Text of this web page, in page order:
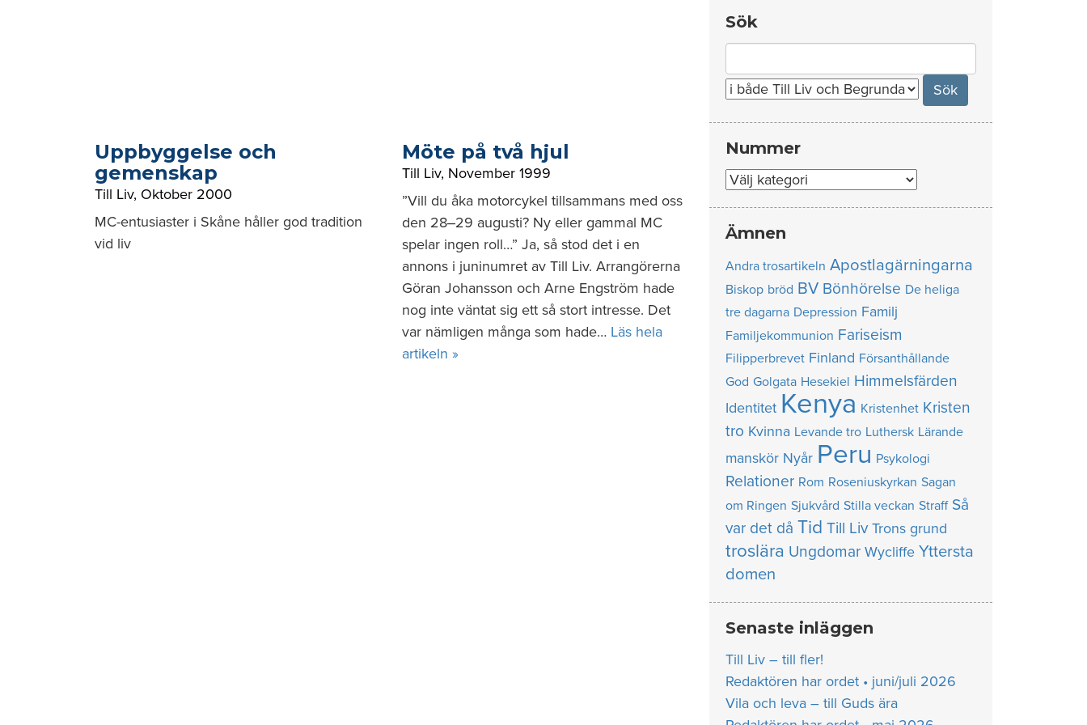
Uppbyggelse och
gemenskap
Till Liv, Oktober 2000
MC-entusiaster i Skåne håller god tradition
vid liv
Möte på två hjul
Till Liv, November 1999
”Vill du åka motorcykel tillsammans med oss
den 28‒29 augusti? Ny eller gammal MC
spelar ingen roll…” Ja, så stod det i en
annons i juninumret av Till Liv. Arrangörerna
Göran Johansson och Arne Engström hade
nog inte väntat sig ett så stort intresse. Det
var nämligen många som hade… Läs hela
artikeln »
Sök
for:
Nummer
Nummer
Ämnen
Andra trosartikeln Apostlagärningarna
Biskop bröd BV Bönhörelse De heliga
tre dagarna Depression Familj
Familjekommunion Fariseism
Filipperbrevet Finland Försanthållande
God Golgata Hesekiel Himmelsfärden
Identitet Kenya Kristenhet Kristen
tro Kvinna Levande tro Luthersk Lärande
manskör Nyår Peru Psykologi
Relationer Rom Roseniuskyrkan Sagan
om Ringen Sjukvård Stilla veckan Straff Så
var det då Tid Till Liv Trons grund
troslära Ungdomar Wycliffe Yttersta
domen
Senaste inläggen
Till Liv – till fler!
Redaktören har ordet • juni/juli 2026
Vila och leva – till Guds ära